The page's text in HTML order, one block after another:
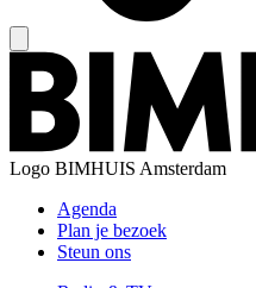
Logo BIMHUIS Amsterdam
Agenda
Plan je bezoek
Steun ons